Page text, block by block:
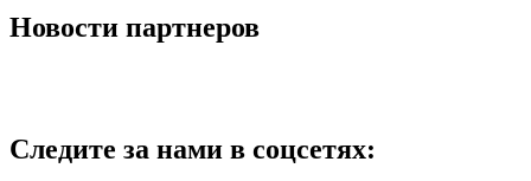
Новости партнеров
Следите за нами в соцсетях: